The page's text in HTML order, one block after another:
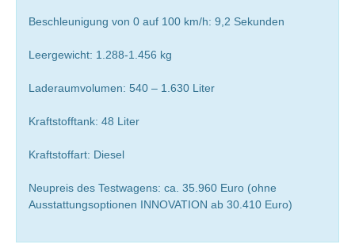
Beschleunigung von 0 auf 100 km/h: 9,2 Sekunden
Leergewicht: 1.288-1.456 kg
Laderaumvolumen: 540 – 1.630 Liter
Kraftstofftank: 48 Liter
Kraftstoffart: Diesel
Neupreis des Testwagens: ca. 35.960 Euro (ohne
Ausstattungsoptionen INNOVATION ab 30.410 Euro)